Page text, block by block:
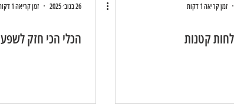
זמן קריאה 1 דקות
קטנות
26 בנוב׳ 2025 זמן קריאה 1 דקות
הכלי הכי חזק לשפע